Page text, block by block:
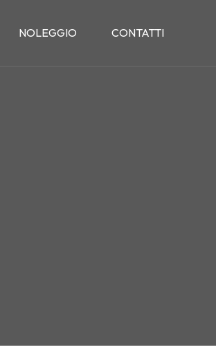
NOLEGGIO CONTATTI